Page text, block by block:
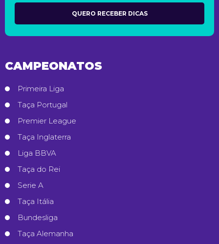
CAMPEONATOS
Primeira Liga
Taça Portugal
Premier League
Taça Inglaterra
Liga BBVA
Taça do Rei
Serie A
Taça Itália
Bundesliga
Taça Alemanha